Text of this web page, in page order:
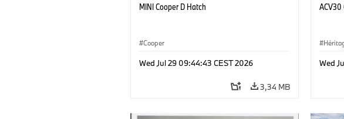
MINI Cooper D Hatch
Cooper
Wed Jul 29 09:44:43 CEST 2026
3,34 MB
Wed